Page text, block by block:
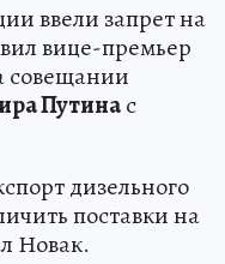
ввели запрет на
вице-премьер
совещании
Путинас
дизельного
поставки на
Новак.